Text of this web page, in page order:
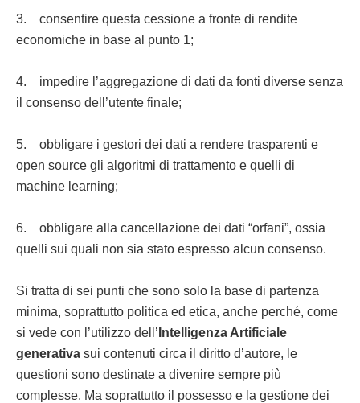
3. consentire questa cessione a fronte di rendite
economiche in base al punto 1;
4. impedire l’aggregazione di dati da fonti diverse senza
il consenso dell’utente finale;
5. obbligare i gestori dei dati a rendere trasparenti e
open source gli algoritmi di trattamento e quelli di
machine learning;
6. obbligare alla cancellazione dei dati “orfani”, ossia
quelli sui quali non sia stato espresso alcun consenso.
Si tratta di sei punti che sono solo la base di partenza
minima, soprattutto politica ed etica, anche perché, come
si vede con l’utilizzo dell’ Intelligenza Artificiale
generativa sui contenuti circa il diritto d’autore, le
questioni sono destinate a divenire sempre più
complesse. Ma soprattutto il possesso e la gestione dei